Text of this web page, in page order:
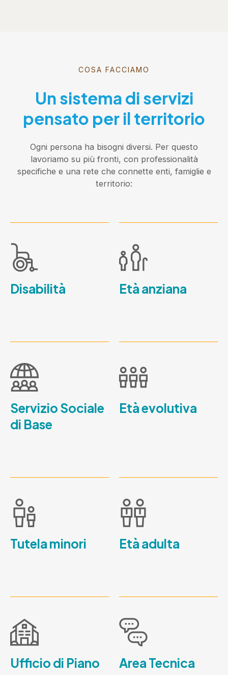
COSA FACCIAMO
Un sistema di servizi
pensato per il territorio
Ogni persona ha bisogni diversi. Per questo
lavoriamo su più fronti, con professionalità
specifiche e una rete che connette enti, famiglie e
territorio:
Disabilità Età anziana
Servizio Sociale
di Base
Età evolutiva
Tutela minori Età adulta
Ufficio di Piano Area Tecnica